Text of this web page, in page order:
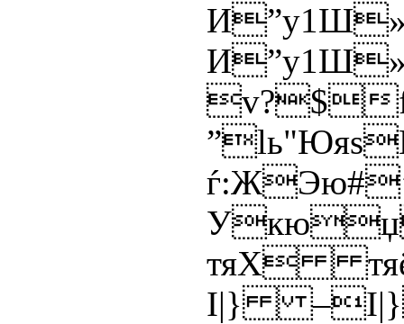
v?$
тяX
І|} –І|}